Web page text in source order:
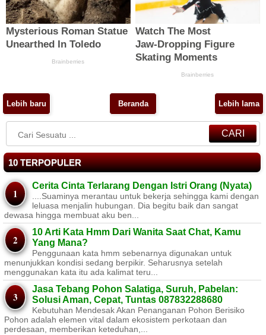
Lebih baru Lebih lama
Beranda
CARI
10 TERPOPULER
Cerita Cinta Terlarang Dengan Istri Orang (Nyata)
....Suaminya merantau untuk bekerja sehingga kami dengan
leluasa menjalin hubungan. Dia begitu baik dan sangat
dewasa hingga membuat aku ben...
10 Arti Kata Hmm Dari Wanita Saat Chat, Kamu
Yang Mana?
Penggunaan kata hmm sebenarnya digunakan untuk
menunjukkan kondisi sedang berpikir. Seharusnya setelah
menggunakan kata itu ada kalimat teru...
Jasa Tebang Pohon Salatiga, Suruh, Pabelan:
Solusi Aman, Cepat, Tuntas 087832288680
Kebutuhan Mendesak Akan Penanganan Pohon Berisiko ​
Pohon adalah elemen vital dalam ekosistem perkotaan dan
perdesaan, memberikan keteduhan,...